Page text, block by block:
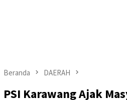
Beranda DAERAH
PSI Karawang Ajak